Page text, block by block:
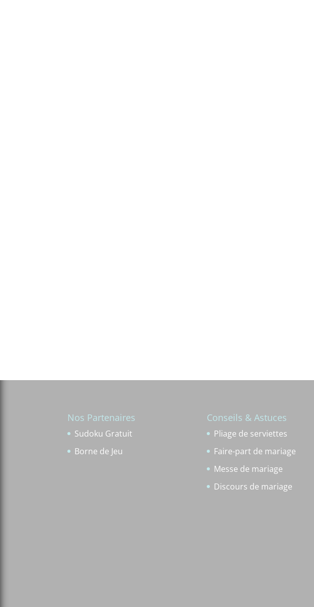
Nos Partenaires
Sudoku Gratuit
Borne de Jeu
Conseils & Astuces
Pliage de serviettes
Faire-part de mariage
Messe de mariage
Discours de mariage